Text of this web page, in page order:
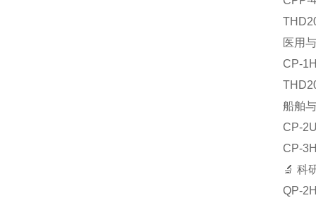
医用
‌CP-
船舶
‌CP-
‌CP-
🔬 科
‌QP-